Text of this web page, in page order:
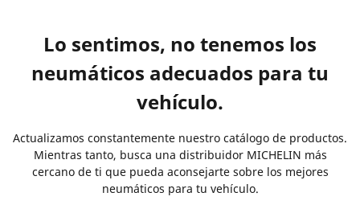
Lo sentimos, no tenemos los
neumáticos adecuados para tu
vehículo.
Actualizamos constantemente nuestro catálogo de productos.
Mientras tanto, busca una distribuidor MICHELIN más
cercano de ti que pueda aconsejarte sobre los mejores
neumáticos para tu vehículo.